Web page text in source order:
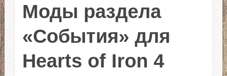
Моды раздела
«События» для
Hearts of Iron 4